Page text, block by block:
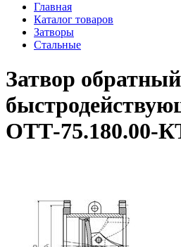
Главная
Каталог товаров
Затворы
Стальные
Затвор обратный
ОТТ-75.180.00-